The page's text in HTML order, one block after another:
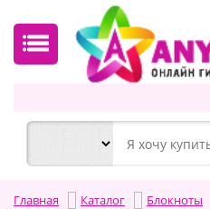
Главная Каталог Блокноты